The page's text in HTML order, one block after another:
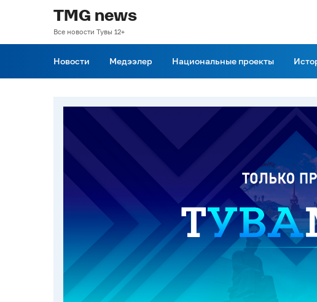
TMG news
Все новости Тувы 12+
Новости Медээлер Национальные проекты